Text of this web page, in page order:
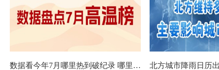
数据看今年7月哪里热到破纪录 哪里暑热连轴转